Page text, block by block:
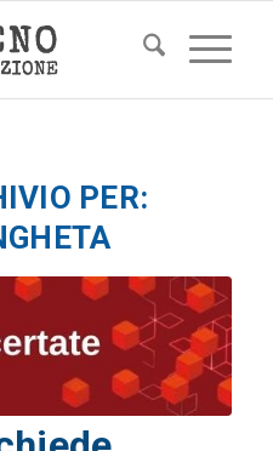
PER: